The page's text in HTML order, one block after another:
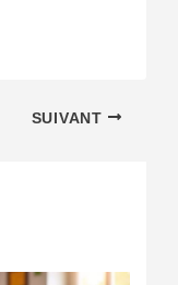
SUIVANT